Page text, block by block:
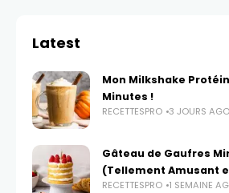
Latest
Mon Milkshake
Minutes !
RECETTESPRO 3 JOURS AGO
Gâteau de Gaufres
(Tellement Amusant
RECETTESPRO 1 SEMAINE